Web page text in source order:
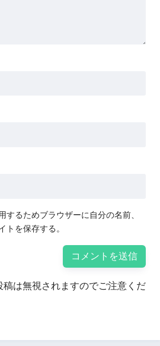
するためブラウザーに自分の名前、
トを保存する。
稿は無視されますのでご注意くだ